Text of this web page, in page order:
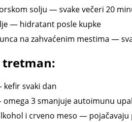
solju — svake večeri 20
— hidratant posle kupke
na zahvaćenim mestima —
svaki dan
omega 3 smanjuje autoimunu
i crveno meso — pojačavaju